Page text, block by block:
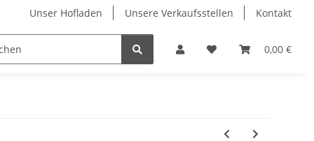
Unser Hofladen Unsere Verkaufsstellen Kontakt
0,00 €
bis Z Hausmarken Fruchtiges Klare